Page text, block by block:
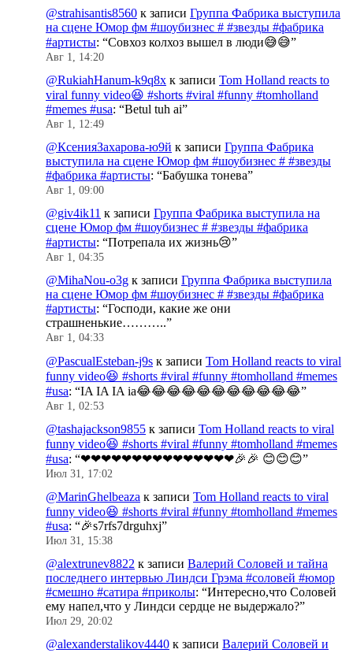
@strahisantis8560 к записи Группа Фабрика выступила
на сцене Юмор фм #шоубизнес # #звезды #фабрика
#артисты: “Совхоз колхоз вышел в люди😅😅”
Авг 1, 14:20
@RukiahHanum-k9q8x к записи Tom Holland reacts to
viral funny video😆 #shorts #viral #funny #tomholland
#memes #usa: “Betul tuh ai”
Авг 1, 12:49
@КсенияЗахарова-ю9й к записи Группа Фабрика
выступила на сцене Юмор фм #шоубизнес # #звезды
#фабрика #артисты: “Бабушка тонева”
Авг 1, 09:00
@giv4ik11 к записи Группа Фабрика выступила на
сцене Юмор фм #шоубизнес # #звезды #фабрика
#артисты: “Потрепала их жизнь😢”
Авг 1, 04:35
@MihaNou-o3g к записи Группа Фабрика выступила
на сцене Юмор фм #шоубизнес # #звезды #фабрика
#артисты: “Господи, какие же они
страшненькие………..”
Авг 1, 04:33
@PascualEsteban-j9s к записи Tom Holland reacts to viral
funny video😆 #shorts #viral #funny #tomholland #memes
#usa: “IA IA IA ia😂😂😂😂😂😂😂😂😂😂😂”
Авг 1, 02:53
@tashajackson9855 к записи Tom Holland reacts to viral
funny video😆 #shorts #viral #funny #tomholland #memes
#usa: “❤❤❤❤❤❤❤❤❤❤❤❤❤❤❤🎉🎉 😊😊😊”
Июл 31, 17:02
@MarinGhelbeaza к записи Tom Holland reacts to viral
funny video😆 #shorts #viral #funny #tomholland #memes
#usa: “🎉s7rfs7drguhxj”
Июл 31, 15:38
@alextrunev8822 к записи Валерий Соловей и тайна
последнего интервью Линдси Грэма #соловей #юмор
#смешно #сатира #приколы: “Интересно,что Соловей
ему напел,что у Линдси сердце не выдержало?”
Июл 29, 20:02
@alexanderstalikov4440 к записи Валерий Соловей и